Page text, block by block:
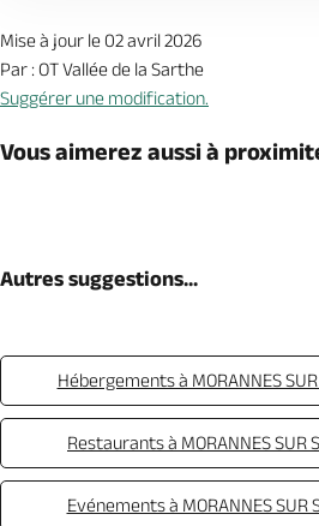
Mise à jour le 02 avril 2026
Par : OT Vallée de la Sarthe
Suggérer une modification.
Vous aimerez aussi à
Autres suggestions...
Hébergements à MORANNES
Restaurants à MORANNES SUR
Evénements à MORANNES SUR